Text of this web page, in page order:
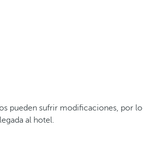
pueden sufrir modificaciones, por lo
al hotel.